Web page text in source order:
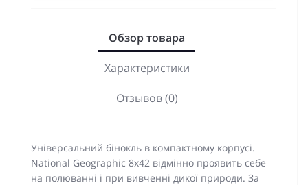
Обзор товара
Характеристики
Отзывов (0)
Універсальний бінокль в компактному корпусі.
National Geographic 8x42 відмінно проявить себе
на полюванні і при вивченні дикої природи. За